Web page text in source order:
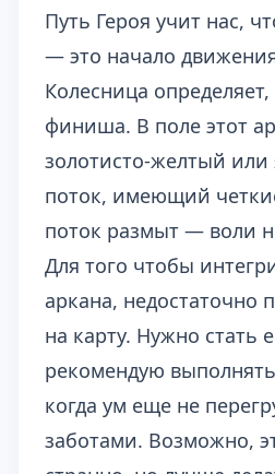
Путь Героя учит нас,
— это начало
Колесница
финиша. В поле этот
золотисто-желтый или
поток, имеющий
поток размыт — воли
Для того чтобы
аркана, недостаточно
на карту. Нужно стать
рекомендую
когда ум еще не
заботами. Возможно,